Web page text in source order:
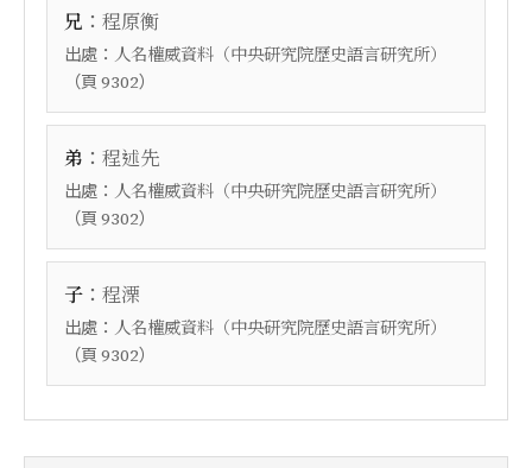
兄 ： 程原衡
出處： 人名權威資料（中央研究院歷史語言研究所）
（頁 9302）
弟 ： 程述先
出處： 人名權威資料（中央研究院歷史語言研究所）
（頁 9302）
子 ： 程溧
出處： 人名權威資料（中央研究院歷史語言研究所）
（頁 9302）